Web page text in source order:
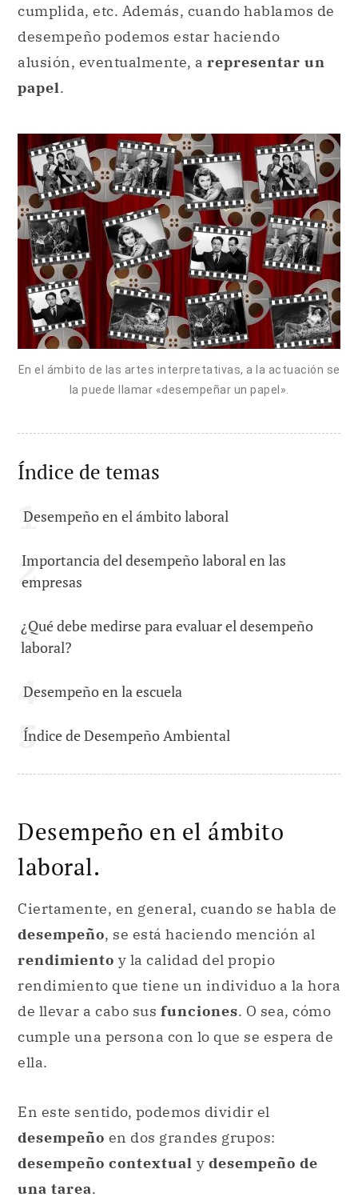
cumplida, etc. Además, cuando hablamos de
desempeño podemos estar haciendo
alusión, eventualmente, a representar un
papel.
En el ámbito de las artes interpretativas, a la actuación se
la puede llamar «desempeñar un papel».
Índice de temas
Desempeño en el ámbito laboral
Importancia del desempeño laboral en las
empresas
¿Qué debe medirse para evaluar el desempeño
laboral?
Desempeño en la escuela
Índice de Desempeño Ambiental
Desempeño en el ámbito
laboral.
Ciertamente, en general, cuando se habla de
desempeño, se está haciendo mención al
rendimiento y la calidad del propio
rendimiento que tiene un individuo a la hora
de llevar a cabo sus funciones. O sea, cómo
cumple una persona con lo que se espera de
ella.
En este sentido, podemos dividir el
desempeño en dos grandes grupos:
desempeño contextual y desempeño de
una tarea.